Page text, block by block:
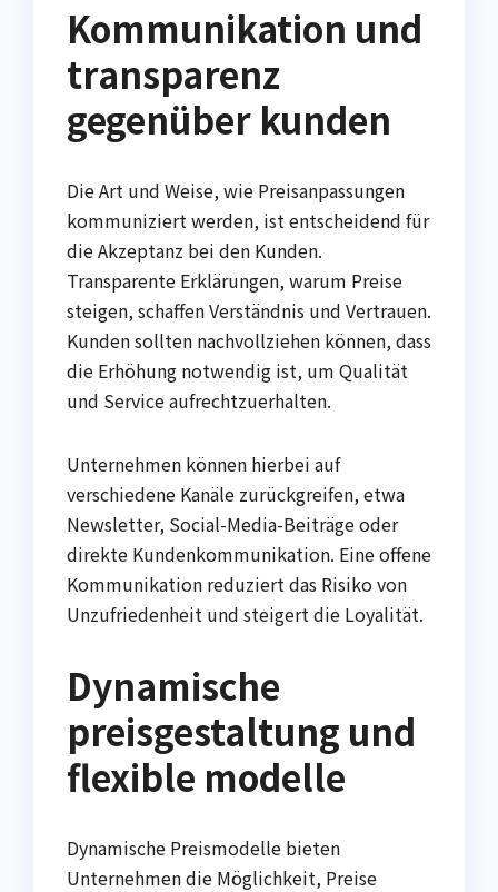
Kommunikation und
transparenz
gegenüber kunden
Die Art und Weise, wie Preisanpassungen
kommuniziert werden, ist entscheidend für
die Akzeptanz bei den Kunden.
Transparente Erklärungen, warum Preise
steigen, schaffen Verständnis und Vertrauen.
Kunden sollten nachvollziehen können, dass
die Erhöhung notwendig ist, um Qualität
und Service aufrechtzuerhalten.
Unternehmen können hierbei auf
verschiedene Kanäle zurückgreifen, etwa
Newsletter, Social-Media-Beiträge oder
direkte Kundenkommunikation. Eine offene
Kommunikation reduziert das Risiko von
Unzufriedenheit und steigert die Loyalität.
Dynamische
preisgestaltung und
flexible modelle
Dynamische Preismodelle bieten
Unternehmen die Möglichkeit, Preise